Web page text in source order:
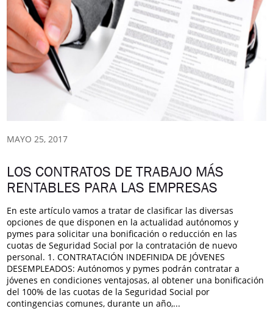
MAYO 25, 2017
LOS CONTRATOS DE TRABAJO MÁS
RENTABLES PARA LAS EMPRESAS
En este artículo vamos a tratar de clasificar las diversas
opciones de que disponen en la actualidad autónomos y
pymes para solicitar una bonificación o reducción en las
cuotas de Seguridad Social por la contratación de nuevo
personal. 1. CONTRATACIÓN INDEFINIDA DE JÓVENES
DESEMPLEADOS: Autónomos y pymes podrán contratar a
jóvenes en condiciones ventajosas, al obtener una bonificación
del 100% de las cuotas de la Seguridad Social por
contingencias comunes, durante un año,...